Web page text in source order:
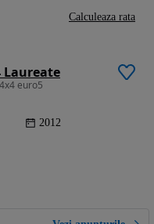
Laureate
euro5
2012
Calculeaza rata